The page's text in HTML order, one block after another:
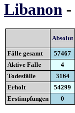
Libanon -
Absolut
Fälle gesamt
57467
Aktive Fälle
4
Todesfälle
3164
Erholt
54299
Erstimpfungen
0